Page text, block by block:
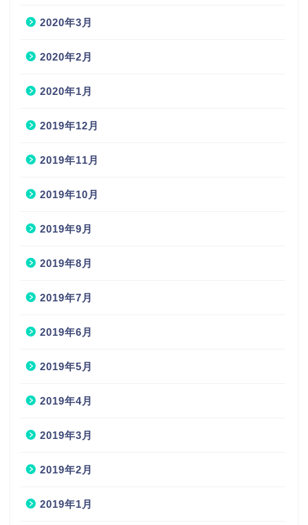
2020年3月
2020年2月
2020年1月
2019年12月
2019年11月
2019年10月
2019年9月
2019年8月
2019年7月
2019年6月
2019年5月
2019年4月
2019年3月
2019年2月
2019年1月